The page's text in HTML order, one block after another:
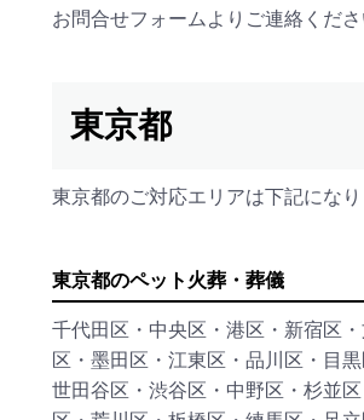
お問合せフォーム よりご連絡くださ
東京都
東京都のご対応エリアは下記になり
東京都のペット火葬・葬儀
千代田区・中央区・港区・新宿区
区・墨田区・江東区・品川区・目黒
世田谷区・渋谷区・中野区・杉並